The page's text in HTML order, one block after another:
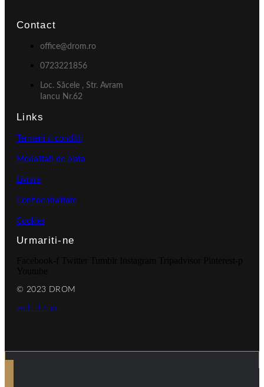
Contact
office@drom.ro
0723221856
Loc. Săcele , Str. Avram
Iancu Nr.62
Links
Termeni si conditii
Modalitati de plata
Livrare
Confidentialitate
Cookies
Urmariti-ne
© 2023 DROM
web design